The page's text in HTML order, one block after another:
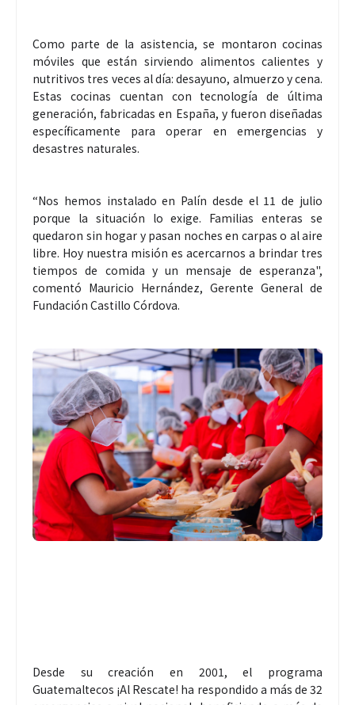
Como parte de la asistencia, se montaron cocinas
móviles que están sirviendo alimentos calientes y
nutritivos tres veces al día: desayuno, almuerzo y cena.
Estas cocinas cuentan con tecnología de última
generación, fabricadas en España, y fueron diseñadas
específicamente para operar en emergencias y
desastres naturales.
“Nos hemos instalado en Palín desde el 11 de julio
porque la situación lo exige. Familias enteras se
quedaron sin hogar y pasan noches en carpas o al aire
libre. Hoy nuestra misión es acercarnos a brindar tres
tiempos de comida y un mensaje de esperanza",
comentó Mauricio Hernández, Gerente General de
Fundación Castillo Córdova.
Desde su creación en 2001, el programa
Guatemaltecos ¡Al Rescate! ha respondido a más de 32